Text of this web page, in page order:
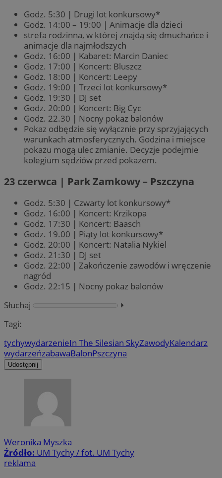
Godz. 5:30 | Drugi lot konkursowy*
Godz. 14:00 – 19:00 | Animacje dla dzieci
strefa rodzinna, w której znajdą się dmuchańce i
animacje dla najmłodszych
Godz. 16:00 | Kabaret: Marcin Daniec
Godz. 17:00 | Koncert: Bluszcz
Godz. 18:00 | Koncert: Leepy
Godz. 19:00 | Trzeci lot konkursowy*
Godz. 19:30 | DJ set
Godz. 20:00 | Koncert: Big Cyc
Godz. 22.30 | Nocny pokaz balonów
Pokaz odbędzie się wyłącznie przy sprzyjających
warunkach atmosferycznych. Godzina i miejsce
pokazu mogą ulec zmianie. Decyzje podejmie
kolegium sędziów przed pokazem.
23 czerwca | Park Zamkowy – Pszczyna
Godz. 5:30 | Czwarty lot konkursowy*
Godz. 16:00 | Koncert: Krzikopa
Godz. 17:30 | Koncert: Baasch
Godz. 19.00 | Piąty lot konkursowy*
Godz. 20:00 | Koncert: Natalia Nykiel
Godz. 21:30 | DJ set
Godz. 22:00 | Zakończenie zawodów i wręczenie
nagród
Godz. 22:15 | Nocny pokaz balonów
Słuchaj
⏵︎
Tagi:
tychywydarzenieIn The Silesian SkyZawodyKalendarz
wydarzeńzabawaBalonPszczyna
Udostępnij
Weronika Myszka
Źródło: UM Tychy / fot. UM Tychy
reklama